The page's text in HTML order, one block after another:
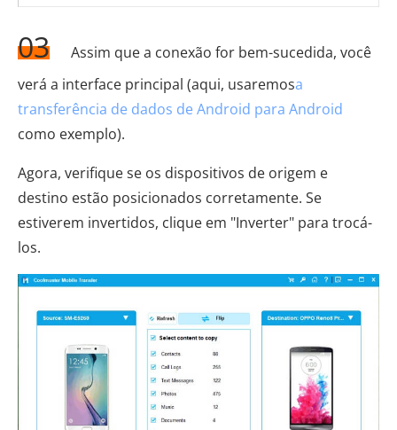
03
Assim que a conexão for bem-sucedida, você
verá a interface principal (aqui, usaremosa
transferência de dados de Android para Android
como exemplo).
Agora, verifique se os dispositivos de origem e
destino estão posicionados corretamente. Se
estiverem invertidos, clique em "Inverter" para trocá-
los.